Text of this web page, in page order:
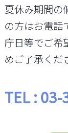
夏休み期間の
の方はお電話
庁日等でご希
めご了承くだ
TEL :